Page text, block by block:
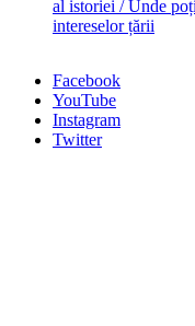
al istoriei / Unde
intereselor țării
Facebook
YouTube
Instagram
Twitter